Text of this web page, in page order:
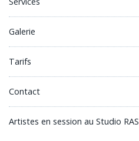
Galerie
Tarifs
Contact
Artistes en session au Studio RAS